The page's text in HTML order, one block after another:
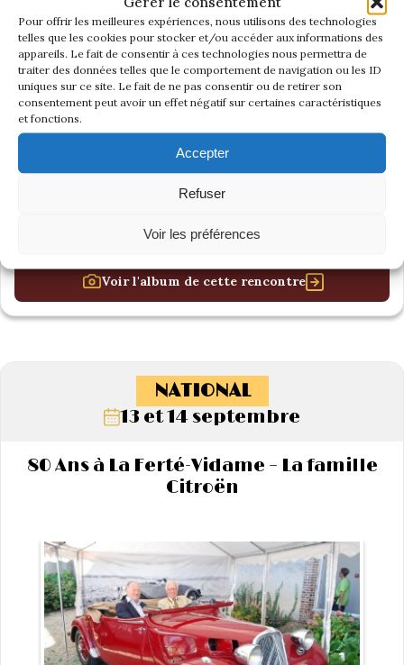
Pour offrir les meilleures expériences, nous utilisons des technologies
telles que les cookies pour stocker et/ou accéder aux informations des
appareils. Le fait de consentir à ces technologies nous permettra de
traiter des données telles que le comportement de navigation ou les ID
uniques sur ce site. Le fait de ne pas consentir ou de retirer son
consentement peut avoir un effet négatif sur certaines caractéristiques
et fonctions.
Accepter
Refuser
Voir les préférences
Voir l'album de cette rencontre
NATIONAL
13 et 14 septembre
80 Ans à La Ferté-Vidame – La famille
Citroën